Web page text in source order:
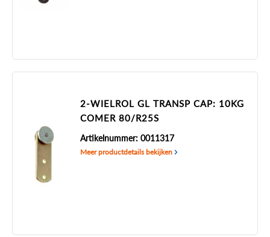
2-WIELROL GL TRANSP CAP: 10KG
COMER 80/R25S
Artikelnummer: 0011317
Meer productdetails bekijken